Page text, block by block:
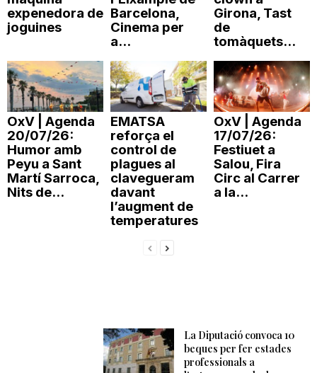
expenedora de
joguines
Barcelona,
Cinema per
a...
Girona, Tast
de
tomàquets...
OxV | Agenda
20/07/26:
Humor amb
Peyu a Sant
Martí Sarroca,
Nits de...
EMATSA
reforça el
control de
plagues al
clavegueram
davant
l’augment de
temperatures
OxV | Agenda
17/07/26:
Festiuet a
Salou, Fira
Circ al Carrer
a la...